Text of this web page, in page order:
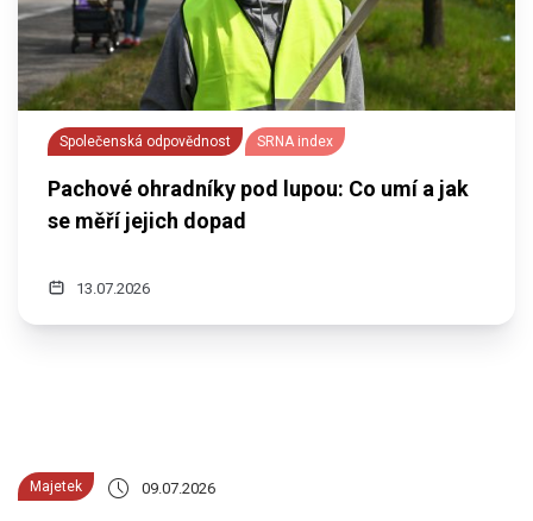
Společenská odpovědnost SRNA index
Pachové ohradníky pod lupou: Co umí a jak
se měří jejich dopad
13.07.2026
Majetek 09.07.2026